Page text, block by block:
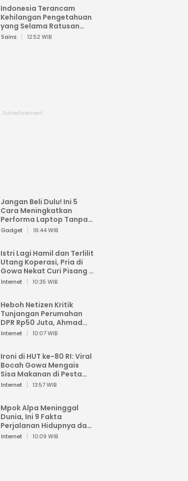
Indonesia Terancam
Kehilangan Pengetahuan
yang Selama Ratusan
Tahun Menjaga Alam
Sains 12:52 WIB
Jangan Beli Dulu! Ini 5
Cara Meningkatkan
Performa Laptop Tanpa
Harus Beli Baru
Gadget 16:44 WIB
Istri Lagi Hamil dan Terlilit
Utang Koperasi, Pria di
Gowa Nekat Curi Pisang 4
Tandan Milik Tetangga,
Internet 10:35 WIB
Heboh Netizen Kritik
Tunjangan Perumahan
DPR Rp50 Juta, Ahmad
Sahroni: Enggak Senang
Internet 10:07 WIB
Ironi di HUT ke-80 RI: Viral
Bocah Gowa Mengais
Sisa Makanan di Pesta
Kemerdekaan
Internet 13:57 WIB
Mpok Alpa Meninggal
Dunia, Ini 9 Fakta
Perjalanan Hidupnya dari
Viral hingga Puncak
Internet 10:09 WIB